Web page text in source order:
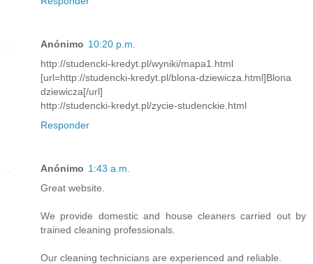
Anónimo 10:20 p.m.
http://studencki-kredyt.pl/wyniki/mapa1.html
[url=http://studencki-kredyt.pl/blona-dziewicza.html]Blona
dziewicza[/url]
http://studencki-kredyt.pl/zycie-studenckie.html
Responder
Anónimo 1:43 a.m.
Great website.
We provide domestic and house cleaners carried out by
trained cleaning professionals.
Our cleaning technicians are experienced and reliable.